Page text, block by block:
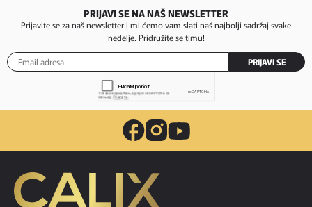
PRIJAVI SE NA NAŠ NEWSLETTER
Prijavite se za naš newsletter i mi ćemo vam slati naš najbolji sadržaj svake
nedelje. Pridružite se timu!
PRIJAVI SE